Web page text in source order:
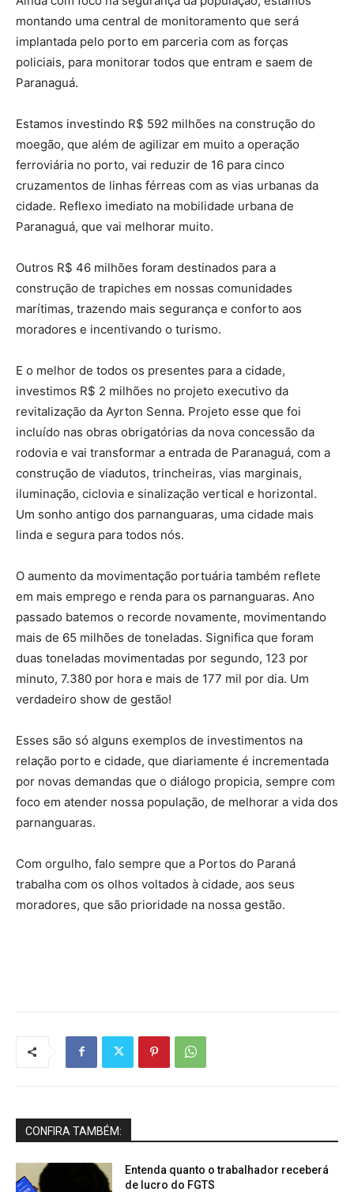
montando uma central de monitoramento que será
implantada pelo porto em parceria com as forças
policiais, para monitorar todos que entram e saem de
Paranaguá.
Estamos investindo R$ 592 milhões na construção do
moegão, que além de agilizar em muito a operação
ferroviária no porto, vai reduzir de 16 para cinco
cruzamentos de linhas férreas com as vias urbanas da
cidade. Reflexo imediato na mobilidade urbana de
Paranaguá, que vai melhorar muito.
Outros R$ 46 milhões foram destinados para a
construção de trapiches em nossas comunidades
marítimas, trazendo mais segurança e conforto aos
moradores e incentivando o turismo.
E o melhor de todos os presentes para a cidade,
investimos R$ 2 milhões no projeto executivo da
revitalização da Ayrton Senna. Projeto esse que foi
incluído nas obras obrigatórias da nova concessão da
rodovia e vai transformar a entrada de Paranaguá, com a
construção de viadutos, trincheiras, vias marginais,
iluminação, ciclovia e sinalização vertical e horizontal.
Um sonho antigo dos parnanguaras, uma cidade mais
linda e segura para todos nós.
O aumento da movimentação portuária também reflete
em mais emprego e renda para os parnanguaras. Ano
passado batemos o recorde novamente, movimentando
mais de 65 milhões de toneladas. Significa que foram
duas toneladas movimentadas por segundo, 123 por
minuto, 7.380 por hora e mais de 177 mil por dia. Um
verdadeiro show de gestão!
Esses são só alguns exemplos de investimentos na
relação porto e cidade, que diariamente é incrementada
por novas demandas que o diálogo propicia, sempre com
foco em atender nossa população, de melhorar a vida dos
parnanguaras.
Com orgulho, falo sempre que a Portos do Paraná
trabalha com os olhos voltados à cidade, aos seus
moradores, que são prioridade na nossa gestão.
CONFIRA TAMBÉM:
Entenda quanto o trabalhador receberá
de lucro do FGTS